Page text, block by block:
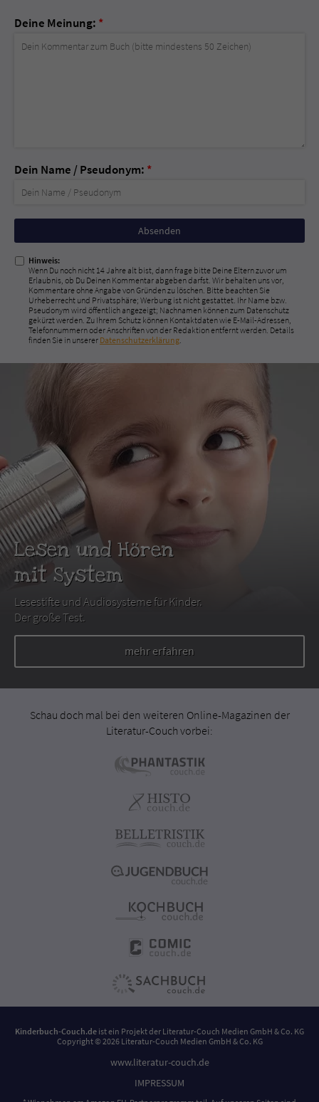
Deine Meinung: *
Dein Name / Pseudonym: *
Nicht
ausfüllen!
Hinweis:
Wenn Du noch nicht 14 Jahre alt bist, dann frage bitte Deine Eltern zuvor um
Erlaubnis, ob Du Deinen Kommentar abgeben darfst. Wir behalten uns vor,
Kommentare ohne Angabe von Gründen zu löschen. Bitte beachten Sie
Urheberrecht und Privatsphäre; Werbung ist nicht gestattet. Ihr Name bzw.
Pseudonym wird öffentlich angezeigt; Nachnamen können zum Datenschutz
gekürzt werden. Zu Ihrem Schutz können Kontaktdaten wie E-Mail-Adressen,
Telefonnummern oder Anschriften von der Redaktion entfernt werden. Details
finden Sie in unserer Datenschutzerklärung
Lesen und Hören
mit System
Lesestifte und Audiosysteme für Kinder.
Der große Test.
mehr erfahren
Schau doch mal bei den weiteren Online-Magazinen der
Literatur-Couch vorbei:
Kinderbuch-Couch.de ist ein Projekt der Literatur-Couch Medien GmbH & Co. KG
Copyright © 2026 Literatur-Couch Medien GmbH & Co. KG
www.literatur-couch.de
IMPRESSUM